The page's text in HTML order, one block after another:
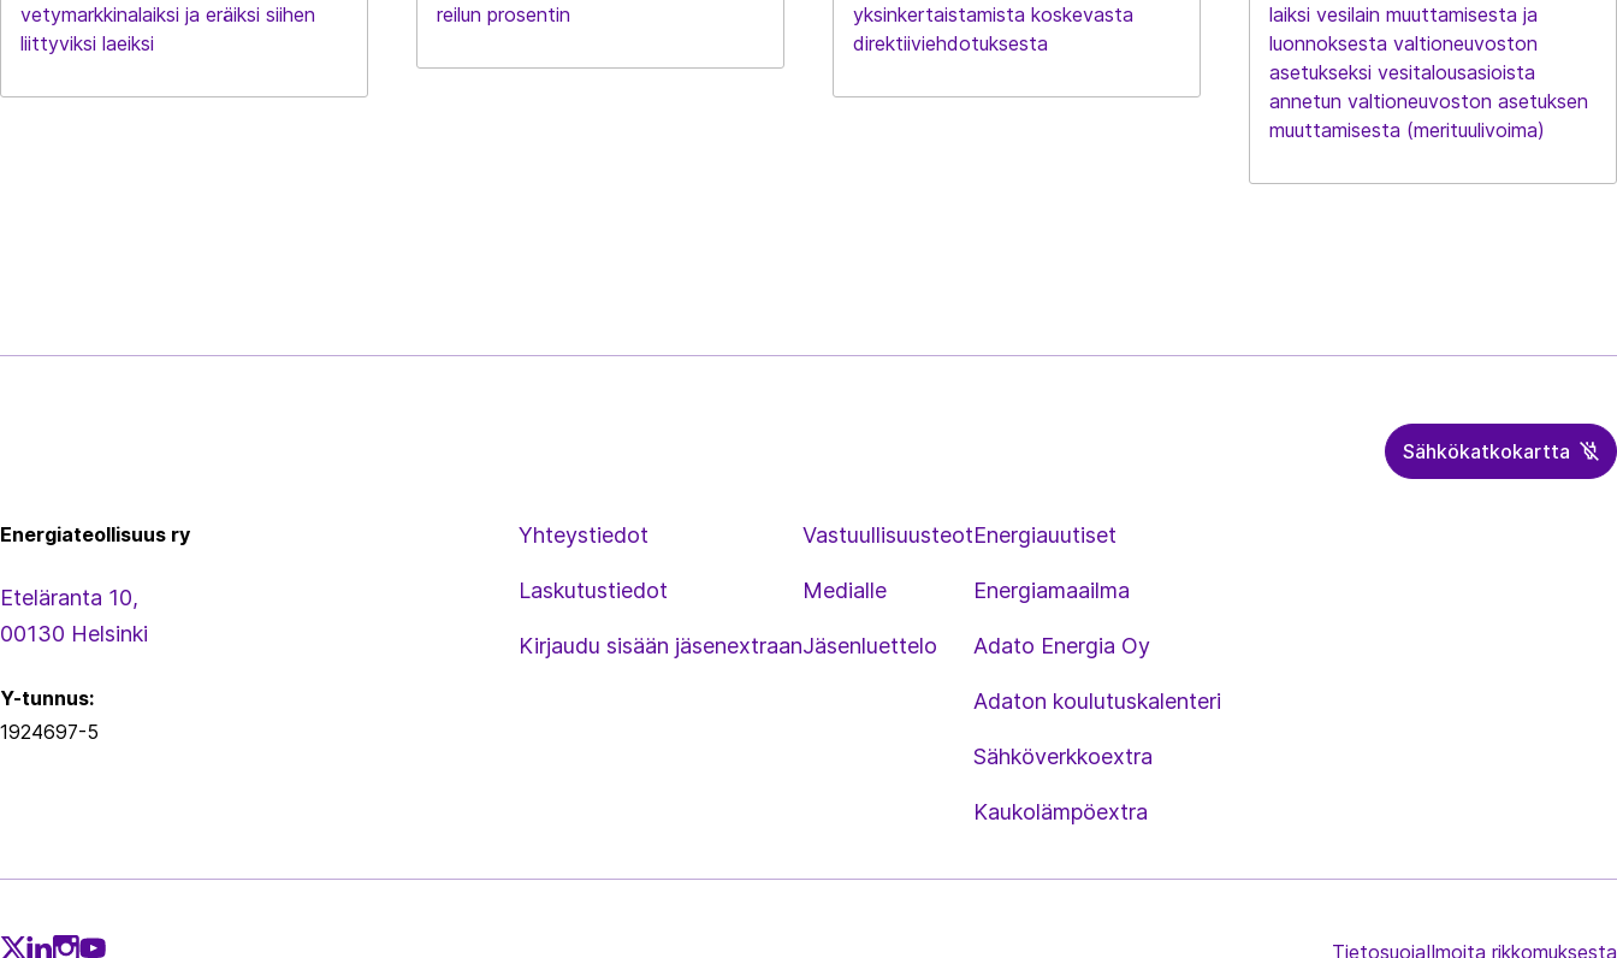
vetymarkkinalaiksi ja eräiksi siihen
liittyviksi laeiksi
reilun prosentin
yksinkertaistamista koskevasta
direktiiviehdotuksesta
laiksi vesilain muuttamisesta ja
luonnoksesta valtioneuvoston
asetukseksi vesitalousasioista
annetun valtioneuvoston asetuksen
muuttamisesta (merituulivoima)
Sähkökatkokartta
Energiateollisuus ry
Eteläranta 10,
00130 Helsinki
Y-tunnus:
1924697-5
Yhteystiedot
Laskutustiedot
Kirjaudu sisään jäsenextraan
Vastuullisuusteot
Medialle
Jäsenluettelo
Energiauutiset
Energiamaailma
Adato Energia Oy
Adaton koulutuskalenteri
Sähköverkkoextra
Kaukolämpöextra
TietosuojaIlmoita rikkomuksesta